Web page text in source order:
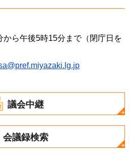
から午後5時15分まで（閉庁日を
議会中継
会議録検索